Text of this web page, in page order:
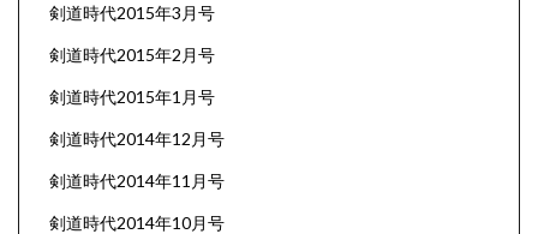
剣道時代2015年3月号
剣道時代2015年2月号
剣道時代2015年1月号
剣道時代2014年12月号
剣道時代2014年11月号
剣道時代2014年10月号